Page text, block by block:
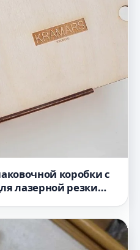
коробки с
лазерной резки